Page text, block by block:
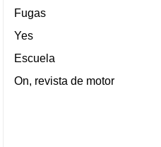
Fugas
Yes
Escuela
On, revista de motor